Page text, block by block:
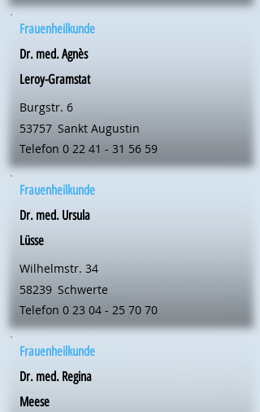
Frauenheilkunde
Dr. med. Agnès
Leroy-Gramstat
Burgstr. 6
53757 Sankt Augustin
Telefon 0 22 41 - 31 56 59
Frauenheilkunde
Dr. med. Ursula
Lüsse
Wilhelmstr. 34
58239 Schwerte
Telefon 0 23 04 - 25 70 70
Frauenheilkunde
Dr. med. Regina
Meese